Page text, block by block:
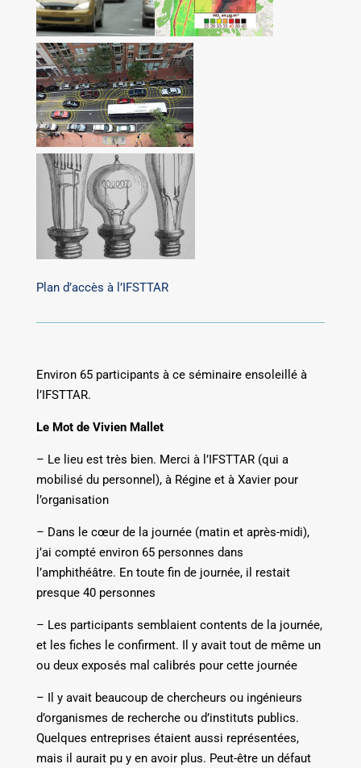
Plan d’accès à l’IFSTTAR
Environ 65 participants à ce séminaire ensoleillé à
l’IFSTTAR.
Le Mot de Vivien Mallet
– Le lieu est très bien. Merci à l’IFSTTAR (qui a
mobilisé du personnel), à Régine et à Xavier pour
l’organisation
– Dans le cœur de la journée (matin et après-midi),
j’ai compté environ 65 personnes dans
l’amphithéâtre. En toute fin de journée, il restait
presque 40 personnes
– Les participants semblaient contents de la journée,
et les fiches le confirment. Il y avait tout de même un
ou deux exposés mal calibrés pour cette journée
– Il y avait beaucoup de chercheurs ou ingénieurs
d’organismes de recherche ou d’instituts publics.
Quelques entreprises étaient aussi représentées,
mais il aurait pu y en avoir plus. Peut-être un défaut